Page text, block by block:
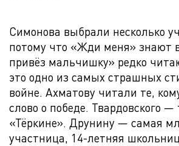
Симонова выбрали несколько
потому что «Жди меня» знают
привёз мальчишку» редко
это одно из самых страшных
войне. Ахматову читали те,
слово о победе. Твардовского —
«Тёркине». Друнину — самая
участница, 14-летняя